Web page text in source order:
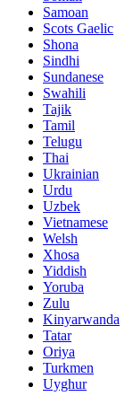
Samoan
Scots Gaelic
Shona
Sindhi
Sundanese
Swahili
Tajik
Tamil
Telugu
Thai
Ukrainian
Urdu
Uzbek
Vietnamese
Welsh
Xhosa
Yiddish
Yoruba
Zulu
Kinyarwanda
Tatar
Oriya
Turkmen
Uyghur